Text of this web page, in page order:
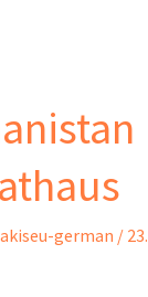
akiseu-german / 23.